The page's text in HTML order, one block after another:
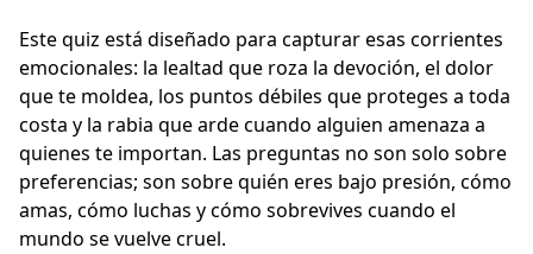
Este quiz está diseñado para capturar esas corrientes
emocionales: la lealtad que roza la devoción, el dolor
que te moldea, los puntos débiles que proteges a toda
costa y la rabia que arde cuando alguien amenaza a
quienes te importan. Las preguntas no son solo sobre
preferencias; son sobre quién eres bajo presión, cómo
amas, cómo luchas y cómo sobrevives cuando el
mundo se vuelve cruel.